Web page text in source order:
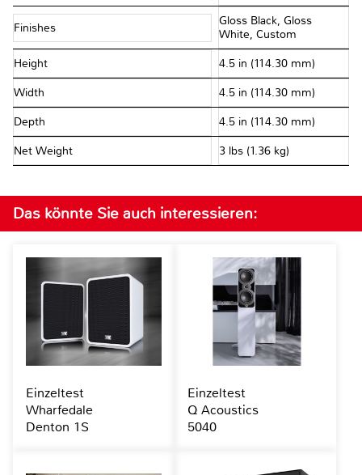
Finishes
Gloss Black, Gloss
White, Custom
Height 4.5 in (114.30 mm)
Width 4.5 in (114.30 mm)
Depth 4.5 in (114.30 mm)
Net Weight 3 lbs (1.36 kg)
Das könnte Sie auch interessieren:
Einzeltest
Wharfedale
Denton 1S
Einzeltest
Q Acoustics
5040